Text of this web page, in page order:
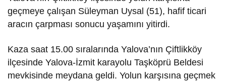
geçmeye çalışan Süleyman Uysal (51), hafif ticari
aracın çarpması sonucu yaşamını yitirdi.
Kaza saat 15.00 sıralarında Yalova’nın Çiftlikköy
ilçesinde Yalova-İzmit karayolu Taşköprü Beldesi
mevkisinde meydana geldi. Yolun karşısına geçmek